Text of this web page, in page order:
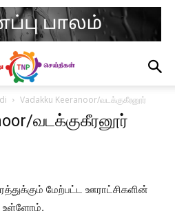
Vadakku Keeranoor/வடக்குகீரனூர்
வடக்குகீரனூர்
மேற்பட்ட ஊராட்சிகளின்
உள்ளோம்.